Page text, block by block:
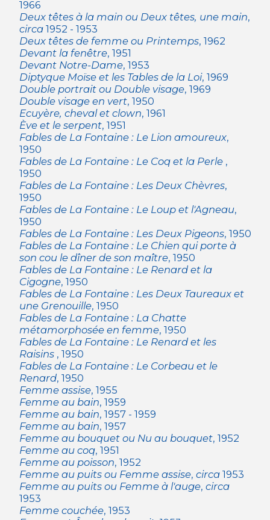
1966
Deux têtes à la main ou Deux têtes, une main,
circa1952 - 1953
Deux têtes de femme ou Printemps, 1962
Devant la fenêtre, 1951
Devant Notre-Dame, 1953
Diptyque Moïse et les Tables de la Loi, 1969
Double portrait ou Double visage, 1969
Double visage en vert, 1950
Ecuyère, cheval et clown, 1961
Ève et le serpent, 1951
Fables de La Fontaine : Le Lion amoureux,
1950
Fables de La Fontaine : Le Coq et la Perle ,
1950
Fables de La Fontaine : Les Deux Chèvres,
1950
Fables de La Fontaine : Le Loup et l'Agneau,
1950
Fables de La Fontaine : Les Deux Pigeons, 1950
Fables de La Fontaine : Le Chien qui porte à
son cou le dîner de son maître, 1950
Fables de La Fontaine : Le Renard et la
Cigogne, 1950
Fables de La Fontaine : Les Deux Taureaux et
une Grenouille, 1950
Fables de La Fontaine : La Chatte
métamorphosée en femme, 1950
Fables de La Fontaine : Le Renard et les
Raisins , 1950
Fables de La Fontaine : Le Corbeau et le
Renard, 1950
Femme assise, 1955
Femme au bain, 1959
Femme au bain, 1957 - 1959
Femme au bain, 1957
Femme au bouquet ou Nu au bouquet, 1952
Femme au coq, 1951
Femme au poisson, 1952
Femme au puits ou Femme assise, circa1953
Femme au puits ou Femme à l'auge, circa
1953
Femme couchée, 1953